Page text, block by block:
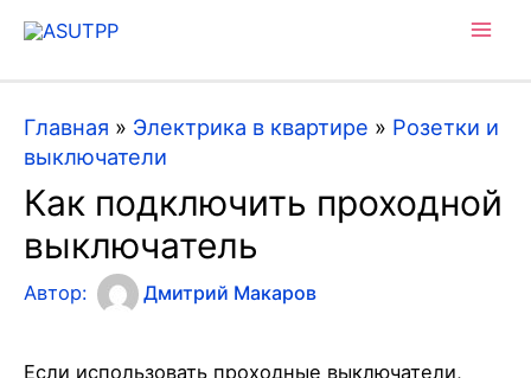
Главная » Электрика в квартире » Розетки и
выключатели
Как подключить проходной
выключатель
Автор: Дмитрий Макаров
Если использовать проходные выключатели,